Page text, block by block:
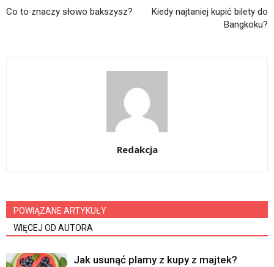
Co to znaczy słowo bakszysz?
Kiedy najtaniej kupić bilety do
Bangkoku?
Redakcja
POWIĄZANE ARTYKUŁY
WIĘCEJ OD AUTORA
Jak usunąć plamy z kupy z majtek?